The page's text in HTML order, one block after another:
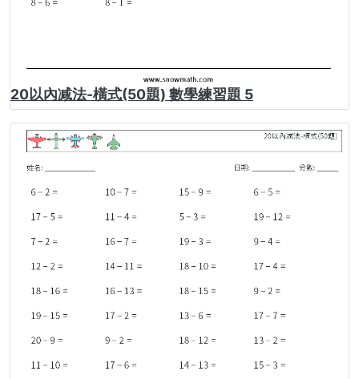
20以內减法-橫式(50題) 數學練習題 5